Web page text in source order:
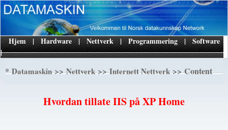
|
Hjem | Hardware | Nettverk | Programmering | Software
*Datamaskin>>Nettverk>>Internett Nettverk>> Content
Hvordan tillate IIS på XP Home